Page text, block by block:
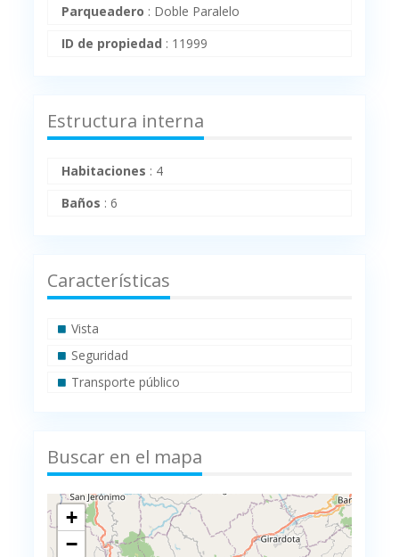
Parqueadero : Doble Paralelo
ID de propiedad : 11999
Estructura interna
Habitaciones : 4
Baños :6
Características
Vista
Seguridad
Transporte público
Buscar en el mapa
+
−